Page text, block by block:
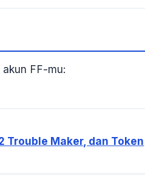
FF-mu:
Trouble Maker, dan Token